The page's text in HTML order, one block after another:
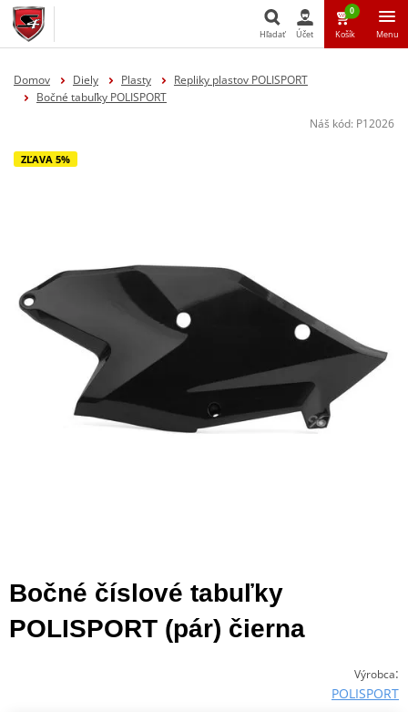
Hľadať Účet
0
Košík Menu
Domov Diely Plasty
Repliky plastov POLISPORT
Bočné tabuľky POLISPORT
Náš kód: P12026
ZĽAVA 5%
Bočné číslové tabuľky
POLISPORT (pár) čierna
Výrobca:
POLISPORT